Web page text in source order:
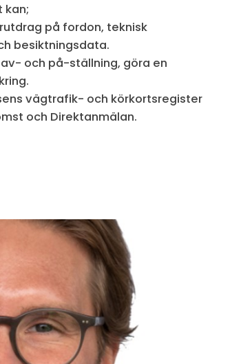
kan;
på fordon, teknisk
besiktningsdata.
och på-ställning, göra en
vägtrafik- och körkortsregister
och Direktanmälan.